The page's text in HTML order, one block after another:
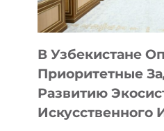
В Узбекистане
Приоритетные
Развитию
Искусственного